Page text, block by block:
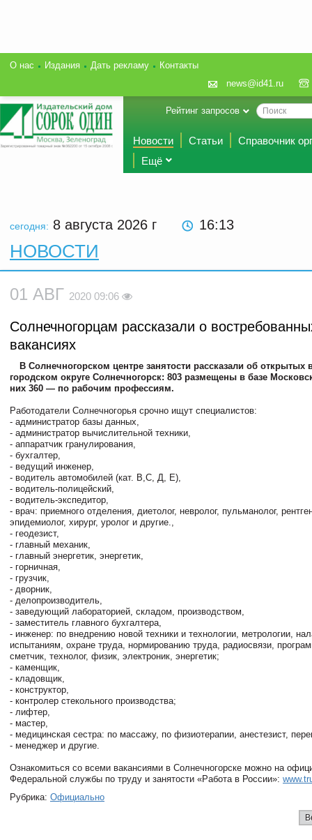
О нас Издания Дать рекламу
Контакты
news@id41.ru
Рейтинг запросов
Новости Статьи
Справочник
Ещё
сегодня: 8 августа 2026 г 16:13
НОВОСТИ
01 АВГ 2020 09:06
Солнечногорцам рассказали о
вакансиях
В Солнечногорском центре занятости рассказали об открытых
городском округе Солнечногорск: 803 размещены в базе
них 360 — по рабочим профессиям.
Работодатели Солнечногорья срочно ищут специалистов:
- администратор базы данных,
- администратор вычислительной техники,
- аппаратчик гранулирования,
- бухгалтер,
- ведущий инженер,
- водитель автомобилей (кат. В,С, Д, Е),
- водитель-полицейский,
- водитель-экспедитор,
- врач: приемного отделения, диетолог, невролог, пульманолог,
эпидемиолог, хирург, уролог и другие.,
- геодезист,
- главный механик,
- главный энергетик, энергетик,
- горничная,
- грузчик,
- дворник,
- делопроизводитель,
- заведующий лабораторией, складом, производством,
- заместитель главного бухгалтера,
- инженер: по внедрению новой техники и технологии, метрологии,
испытаниям, охране труда, нормированию труда, радиосвязи,
сметчик, технолог, физик, электроник, энергетик;
- каменщик,
- кладовщик,
- конструктор,
- контролер стекольного производства;
- лифтер,
- мастер,
- медицинская сестра: по массажу, по физиотерапии, анестезист,
- менеджер и другие.
Ознакомиться со всеми вакансиями в Солнечногорске можно на
Федеральной службы по труду и занятости «Работа в России»:
Рубрика: Официально